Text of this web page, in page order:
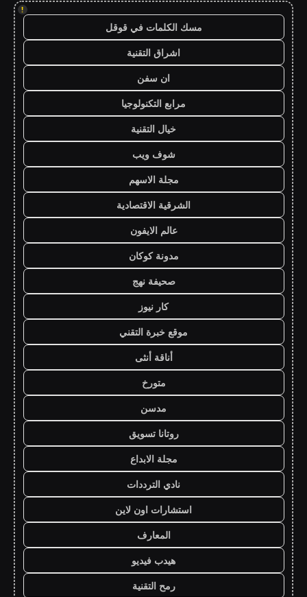
!
مسك الكلمات في قوقل
اشراق التقنية
ان سفن
مرابع التكنولوجيا
خيال التقنية
شوف ويب
مجلة الاسهم
الشرقية الاقتصادية
عالم الايفون
مدونة كوكان
صحيفة نهج
كار نيوز
موقع خبرة التقني
أناقة أنثى
متورخ
مدسن
روتانا تسويق
مجلة الابداع
نادي الترددات
استشارات اون لاين
المعارف
هيدب فيديو
رمح التقنية